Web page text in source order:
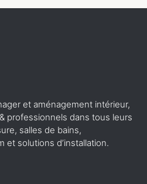
et aménagement intérieur,
professionnels dans tous leurs
salles de bains,
et solutions d’installation.